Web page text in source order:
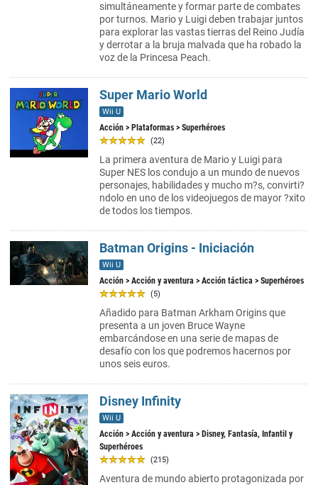
simultáneamente y formar parte de combates
por turnos. Mario y Luigi deben trabajar juntos
para explorar las vastas tierras del Reino Judía
y derrotar a la bruja malvada que ha robado la
voz de la Princesa Peach.
Super Mario World
Wii U
Acción > Plataformas > Superhéroes
(22)
La primera aventura de Mario y Luigi para
Super NES los condujo a un mundo de nuevos
personajes, habilidades y mucho m?s, convirti?
ndolo en uno de los videojuegos de mayor ?xito
de todos los tiempos.
Batman Origins - Iniciación
Wii U
Acción > Acción y aventura > Acción táctica > Superhéroes
(5)
Añadido para Batman Arkham Origins que
presenta a un joven Bruce Wayne
embarcándose en una serie de mapas de
desafío con los que podremos hacernos por
unos seis euros.
Disney Infinity
Wii U
Acción > Acción y aventura > Disney, Fantasía, Infantil y
Superhéroes
(215)
Aventura de mundo abierto protagonizada por